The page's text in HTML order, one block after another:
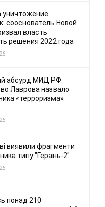
уничтожение
сооснователь Новой
власть
решения 2022 года
абсурд МИД РФ:
Лаврова назвало
«терроризма»
виявили фрагменти
типу "Герань-2"
понад 210